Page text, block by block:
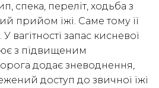
спека, переліт, ходьба з
прийом їжі. Саме тому її
вагітності запас кисневої
з підвищеним
додає зневоднення,
доступ до звичної їжі